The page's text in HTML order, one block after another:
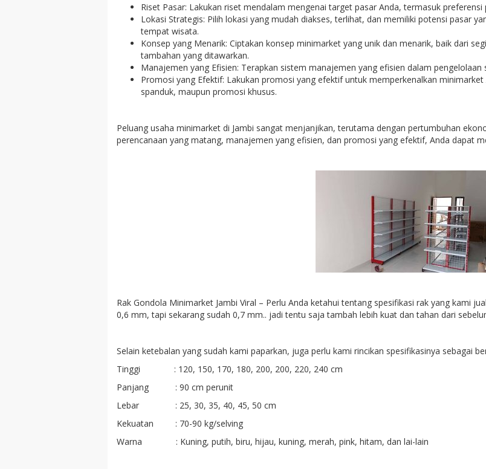
Riset Pasar: Lakukan riset mendalam mengenai target pasar Anda, termasuk
Lokasi Strategis: Pilih lokasi yang mudah diakses, terlihat, dan memiliki potensi pasar
tempat wisata.
Konsep yang Menarik: Ciptakan konsep minimarket yang unik dan menarik, baik dari
tambahan yang ditawarkan.
Manajemen yang Efisien: Terapkan sistem manajemen yang efisien dalam
Promosi yang Efektif: Lakukan promosi yang efektif untuk memperkenalkan
spanduk, maupun promosi khusus.
Peluang usaha minimarket di Jambi sangat menjanjikan, terutama dengan pertumbuhan
perencanaan yang matang, manajemen yang efisien, dan promosi yang efektif, Anda dapat
Rak Gondola Minimarket Jambi Viral – Perlu Anda ketahui tentang spesifikasi rak yang kami
0,6 mm, tapi sekarang sudah 0,7 mm.. jadi tentu saja tambah lebih kuat dan tahan dari
Selain ketebalan yang sudah kami paparkan, juga perlu kami rincikan spesifikasinya sebagai
Tinggi : 120, 150, 170, 180, 200, 200, 220, 240 cm
Panjang : 90 cm perunit
Lebar : 25, 30, 35, 40, 45, 50 cm
Kekuatan : 70-90 kg/selving
Warna : Kuning, putih, biru, hijau, kuning, merah, pink, hitam, dan lai-lain